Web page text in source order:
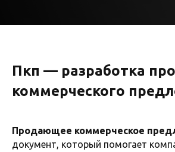
Пкп — разработка
коммерческого
Продающее коммерческое
документ, который помогает